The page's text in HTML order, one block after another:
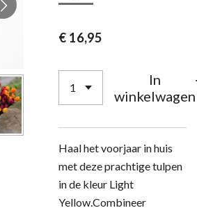
€ 16,95
In
winkelwagen
Haal het voorjaar in huis
met deze prachtige tulpen
in de kleur Light
Yellow.Combineer